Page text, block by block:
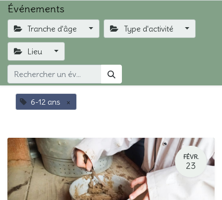
Événements
Tranche d'âge Type d'activité
Lieu
6-12 ans ×
FÉVR.
23